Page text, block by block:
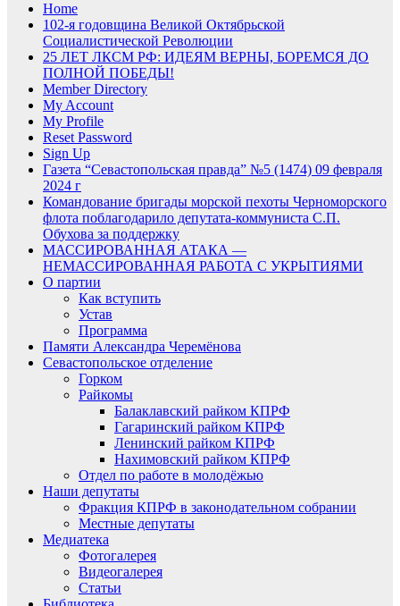
Home
102-я годовщина Великой Октябрьской
Социалистической Революции
25 ЛЕТ ЛКСМ РФ: ИДЕЯМ ВЕРНЫ, БОРЕМСЯ ДО
ПОЛНОЙ ПОБЕДЫ!
Member Directory
My Account
My Profile
Reset Password
Sign Up
Газета “Севастопольская правда” №5 (1474) 09 февраля
2024 г
Командование бригады морской пехоты Черноморского
флота поблагодарило депутата-коммуниста С.П.
Обухова за поддержку
МАССИРОВАННАЯ АТАКА —
НЕМАССИРОВАННАЯ РАБОТА С УКРЫТИЯМИ
О партии
Как вступить
Устав
Программа
Памяти Александра Черемёнова
Севастопольское отделение
Горком
Райкомы
Балаклавский райком КПРФ
Гагаринский райком КПРФ
Ленинский райком КПРФ
Нахимовский райком КПРФ
Отдел по работе в молодёжью
Наши депутаты
Фракция КПРФ в законодательном собрании
Местные депутаты
Медиатека
Фотогалерея
Видеогалерея
Статьи